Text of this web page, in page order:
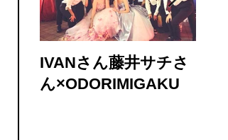
IVANさん藤井サチさ
ん×ODORIMIGAKU